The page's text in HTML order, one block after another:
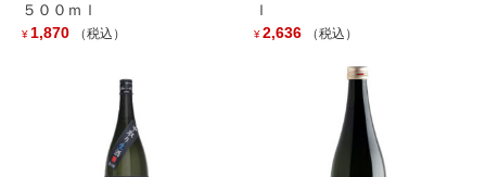
本商品はアル添量を通常の 3 分の１程度（味わいの追求上この量
になりました）にし、仕込み段階の追い水は極端に控え、超低温
普段使い出来る万能型スペックの普通酒です。
当初、「1.8L 2500円以内（税込み）の価格で高品質かつ呑み飽き
しづらい美味い酒」を世に送り出すプロジェクトより試験醸造を
経て製造仕込みの定義から見直し、原価比をとことん突き詰め消
５００ｍｌ
¥1,870 （税込）
ｌ
¥2,636 （税込）